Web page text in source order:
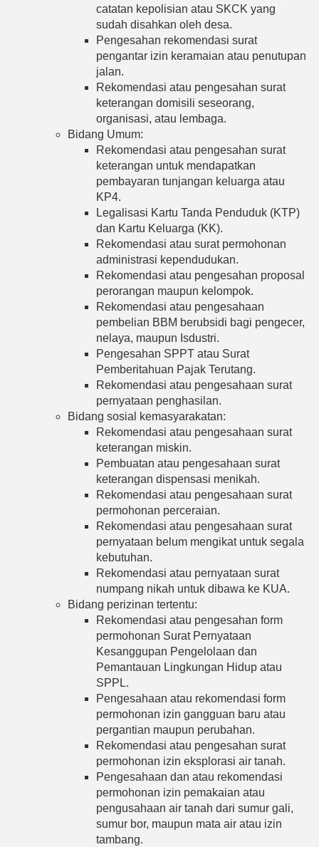
catatan kepolisian atau SKCK yang
sudah disahkan oleh desa.
Pengesahan rekomendasi surat
pengantar izin keramaian atau penutupan
jalan.
Rekomendasi atau pengesahan surat
keterangan domisili seseorang,
organisasi, atau lembaga.
Bidang Umum:
Rekomendasi atau pengesahan surat
keterangan untuk mendapatkan
pembayaran tunjangan keluarga atau
KP4.
Legalisasi Kartu Tanda Penduduk (KTP)
dan Kartu Keluarga (KK).
Rekomendasi atau surat permohonan
administrasi kependudukan.
Rekomendasi atau pengesahan proposal
perorangan maupun kelompok.
Rekomendasi atau pengesahaan
pembelian BBM berubsidi bagi pengecer,
nelaya, maupun Isdustri.
Pengesahan SPPT atau Surat
Pemberitahuan Pajak Terutang.
Rekomendasi atau pengesahaan surat
pernyataan penghasilan.
Bidang sosial kemasyarakatan:
Rekomendasi atau pengesahaan surat
keterangan miskin.
Pembuatan atau pengesahaan surat
keterangan dispensasi menikah.
Rekomendasi atau pengesahaan surat
permohonan perceraian.
Rekomendasi atau pengesahaan surat
pernyataan belum mengikat untuk segala
kebutuhan.
Rekomendasi atau pernyataan surat
numpang nikah untuk dibawa ke KUA.
Bidang perizinan tertentu:
Rekomendasi atau pengesahan form
permohonan Surat Pernyataan
Kesanggupan Pengelolaan dan
Pemantauan Lingkungan Hidup atau
SPPL.
Pengesahaan atau rekomendasi form
permohonan izin gangguan baru atau
pergantian maupun perubahan.
Rekomendasi atau pengesahan surat
permohonan izin eksplorasi air tanah.
Pengesahaan dan atau rekomendasi
permohonan izin pemakaian atau
pengusahaan air tanah dari sumur gali,
sumur bor, maupun mata air atau izin
tambang.